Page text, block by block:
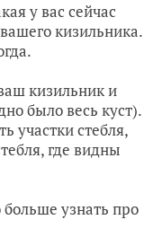
у вас сейчас
кизильника.
кизильник и
было весь куст).
участки стебля,
где видны
узнать про